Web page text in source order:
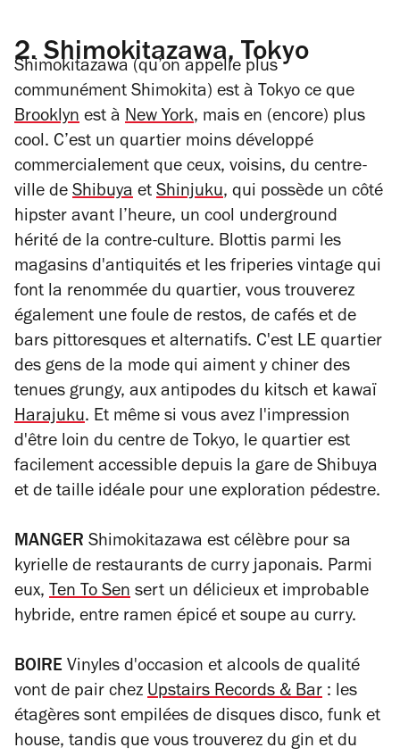
2.Shimokitazawa, Tokyo
Shimokitazawa (qu’on appelle plus
communément Shimokita) est à Tokyo ce que
Brooklyn est à New York, mais en (encore) plus
cool. C’est un quartier moins développé
commercialement que ceux, voisins, du centre-
ville de Shibuya et Shinjuku, qui possède un côté
hipster avant l’heure, un cool underground
hérité de la contre-culture. Blottis parmi les
magasins d'antiquités et les friperies vintage qui
font la renommée du quartier, vous trouverez
également une foule de restos, de cafés et de
bars pittoresques et alternatifs. C'est LE quartier
des gens de la mode qui aiment y chiner des
tenues grungy, aux antipodes du kitsch et kawaï
Harajuku. Et même si vous avez l'impression
d'être loin du centre de Tokyo, le quartier est
facilement accessible depuis la gare de Shibuya
et de taille idéale pour une exploration pédestre.
MANGER Shimokitazawa est célèbre pour sa
kyrielle de restaurants de curry japonais. Parmi
eux, Ten To Sen sert un délicieux et improbable
hybride, entre ramen épicé et soupe au curry.
BOIRE Vinyles d'occasion et alcools de qualité
vont de pair chez Upstairs Records & Bar : les
étagères sont empilées de disques disco, funk et
house, tandis que vous trouverez du gin et du